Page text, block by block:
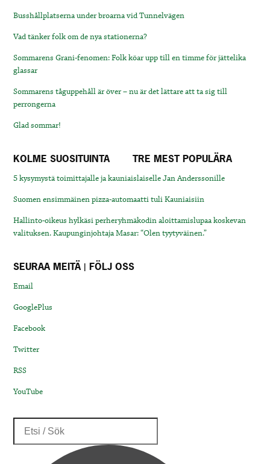
Busshållplatserna under broarna vid Tunnelvägen
Vad tänker folk om de nya stationerna?
Sommarens Grani-fenomen: Folk köar upp till en timme för jättelika
glassar
Sommarens tåguppehåll är över – nu är det lättare att ta sig till
perrongerna
Glad sommar!
KOLME SUOSITUINTA TRE MEST POPULÄRA
5 kysymystä toimittajalle ja kauniaislaiselle Jan Anderssonille
Suomen ensimmäinen pizza-automaatti tuli Kauniaisiin
Hallinto-oikeus hylkäsi perheryhmäkodin aloittamislupaa koskevan
valituksen. Kaupunginjohtaja Masar: “Olen tyytyväinen.”
SEURAA MEITÄ | FÖLJ OSS
Email
GooglePlus
Facebook
Twitter
RSS
YouTube